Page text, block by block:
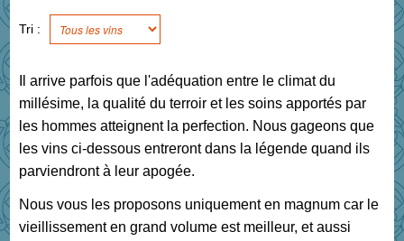
Tri :
Il arrive parfois que l'adéquation entre le climat du
millésime, la qualité du terroir et les soins apportés par
les hommes atteignent la perfection. Nous gageons que
les vins ci-dessous entreront dans la légende quand ils
parviendront à leur apogée.
Nous vous les proposons uniquement en magnum car le
vieillissement en grand volume est meilleur, et aussi